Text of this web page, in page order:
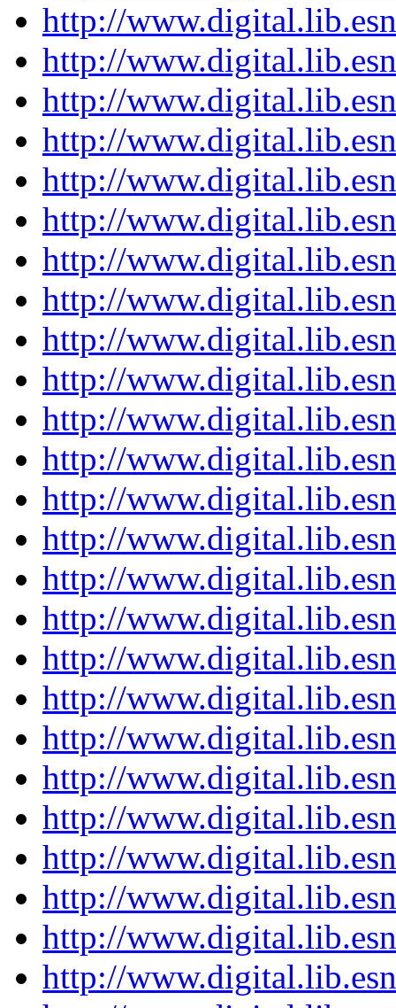
http://
http://
http://
http://
http://
http://
http://
http://
http://
http://
http://
http://
http://
http://
http://
http://
http://
http://
http://
http://
http://
http://
http://
http://
http://